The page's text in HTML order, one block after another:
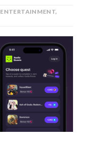
ENTERTAINMENT,